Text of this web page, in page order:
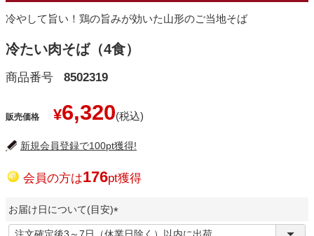
冷やして旨い！鶏の旨みが効いた山形のご当地そば
冷たい肉そば（4食）
商品番号 8502319
販売価格 ¥6,320
新規会員登録で100pt獲得!
会員の方は176pt獲得
お届け日について(目安)
(